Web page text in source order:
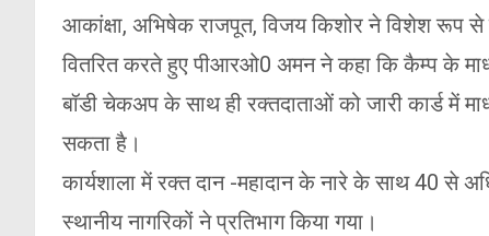
आकांक्षा, अभिषेक राजपूत, विजय किशोर ने विशेश रूप
वितरित करते हुए पीआरओ0 अमन ने कहा कि कैम्प के
बॉडी चेकअप के साथ ही रक्तदाताओं को जारी कार्ड में
सकता है।
कार्यशाला में रक्त दान -महादान के नारे के साथ 40 से
स्थानीय नागरिकों ने प्रतिभाग किया गया।